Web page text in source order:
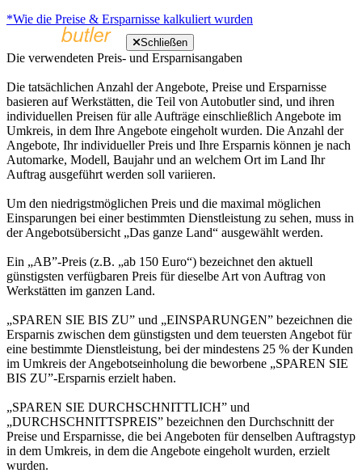
*Wie die Preise & Ersparnisse kalkuliert wurden
Schließen
Die verwendeten Preis- und Ersparnisangaben
Die tatsächlichen Anzahl der Angebote, Preise und Ersparnisse
basieren auf Werkstätten, die Teil von Autobutler sind, und ihren
individuellen Preisen für alle Aufträge einschließlich Angebote im
Umkreis, in dem Ihre Angebote eingeholt wurden. Die Anzahl der
Angebote, Ihr individueller Preis und Ihre Ersparnis können je nach
Automarke, Modell, Baujahr und an welchem Ort im Land Ihr
Auftrag ausgeführt werden soll variieren.
Um den niedrigstmöglichen Preis und die maximal möglichen
Einsparungen bei einer bestimmten Dienstleistung zu sehen, muss in
der Angebotsübersicht „Das ganze Land“ ausgewählt werden.
Ein „AB”-Preis (z.B. „ab 150 Euro“) bezeichnet den aktuell
günstigsten verfügbaren Preis für dieselbe Art von Auftrag von
Werkstätten im ganzen Land.
„SPAREN SIE BIS ZU” und „EINSPARUNGEN” bezeichnen die
Ersparnis zwischen dem günstigsten und dem teuersten Angebot für
eine bestimmte Dienstleistung, bei der mindestens 25 % der Kunden
im Umkreis der Angebotseinholung die beworbene „SPAREN SIE
BIS ZU”-Ersparnis erzielt haben.
„SPAREN SIE DURCHSCHNITTLICH” und
„DURCHSCHNITTSPREIS” bezeichnen den Durchschnitt der
Preise und Ersparnisse, die bei Angeboten für denselben Auftragstyp
in dem Umkreis, in dem die Angebote eingeholt wurden, erzielt
wurden.